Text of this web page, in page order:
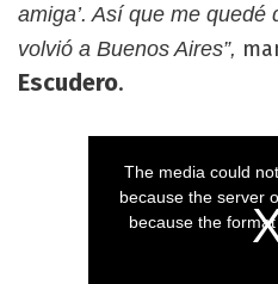
amiga’. Así que me
volvió a Buenos Aires”,
Escudero.